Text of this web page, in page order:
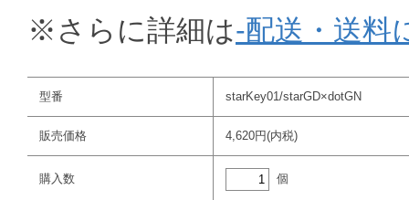
※さらに詳細は-配送・送料
型番 starKey01/starGD×dotGN
販売価格 4,620円(内税)
購入数 個